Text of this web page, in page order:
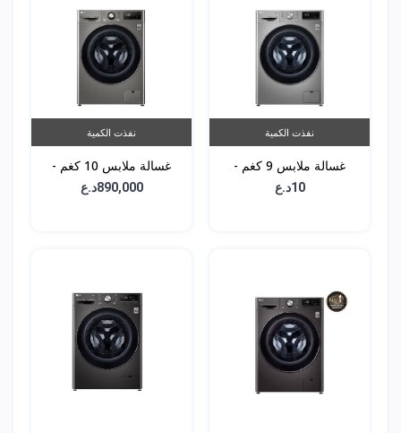
نفذت الكمية
غسالة ملابس 9 كغم -
WV4149PVG
10د.ع
نفذت الكمية
غسالة ملابس 10 كغم -
WR3210PRG
890,000د.ع